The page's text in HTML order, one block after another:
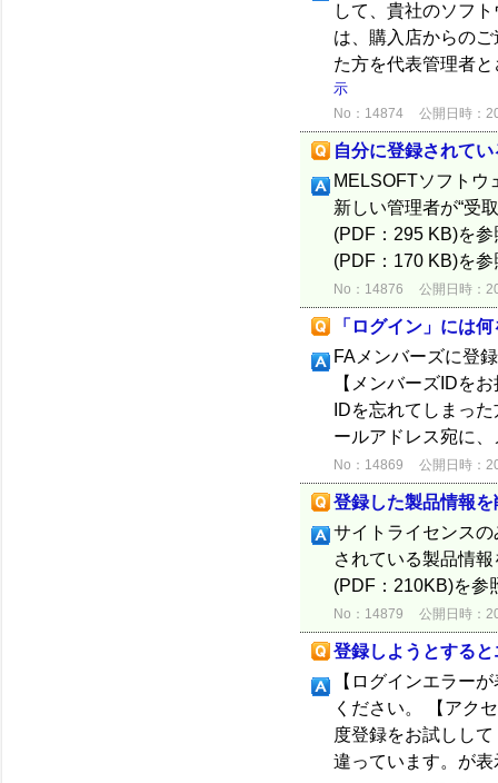
して、貴社のソフ
は、購入店からの
た方を代表管理者
示
No：14874 公開日時：
自分に登録されて
MELSOFTソフトウ
新しい管理者が“受
(PDF：295 KB)を
(PDF：170 KB)を
No：14876 公開日時：
「ログイン」には
FAメンバーズに登
【メンバーズIDを
IDを忘れてしまっ
ールアドレス宛に
No：14869 公開日時：
登録した製品情報
サイトライセンス
されている製品情
(PDF：210KB)を参
No：14879 公開日時：
登録しようとする
【ログインエラー
ください。 【アク
度登録をお試しし
違っています。が